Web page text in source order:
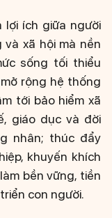
lợi ích giữa người
xã hội mà nền
sống tối thiểu
rộng hệ thống
tới bảo hiểm xã
giáo dục và đời
nhân; thúc đẩy
khuyến khích
bền vững, tiền
con người.